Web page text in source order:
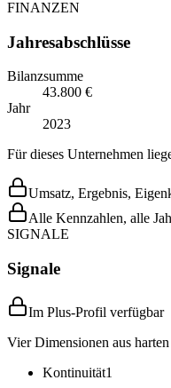
FINANZEN
Jahresabschlüsse
Bilanzsumme
43.800 €
Jahr
2023
Für dieses Unternehmen
Umsatz, Ergebnis,
Alle Kennzahlen, alle
SIGNALE
Signale
Im Plus-Profil verfügbar
Vier Dimensionen aus
Kontinuität1